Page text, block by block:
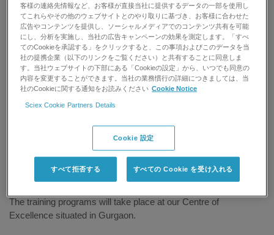
run every month throughout 2018
These 3-day paid training courses will help you to understand
the basics of Mass Spectrometry along with demos on our in-
house powerful Mass Spectrometers. Each course will cover:
Introduction to Mass Spectrometry
(Demo session)
Using SCIEX QTRAP®Mass Spectrometers (Demo
session)
Using High-Resolution Mass Spectrometers (Demo
session)
The training programs will take place at our Centre of
Excellence situated in Gurgaon.
客様の連絡先情報など、お客様が直接当社に提供するデータの一部を使用し
てこれらやその他のウェブサイトとのやり取りに基づき、お客様に合わせた
広告やコンテンツを提供し、ソーシャルメディアでのコンテンツ共有を可能
にし、分析を実施し、当社の広告キャンペーンの効果を測定します。「すべ
てのCookieを承認する」をクリックすると、この事項およびこのデータを当
社の提携企業（以下のリンクをご覧ください）と共有することに同意しま
す。当社ウェブサイトの下部にある「Cookieの設定」から、いつでも同意の
内容を変更することができます。当社の業務慣行の詳細につきましては、当
社のCookieに関する通知をお読みください Cookie Notice
Sciex Cookie Partners Details
Cookie 設定
すべて拒否する すべての Cookie を受け入れる